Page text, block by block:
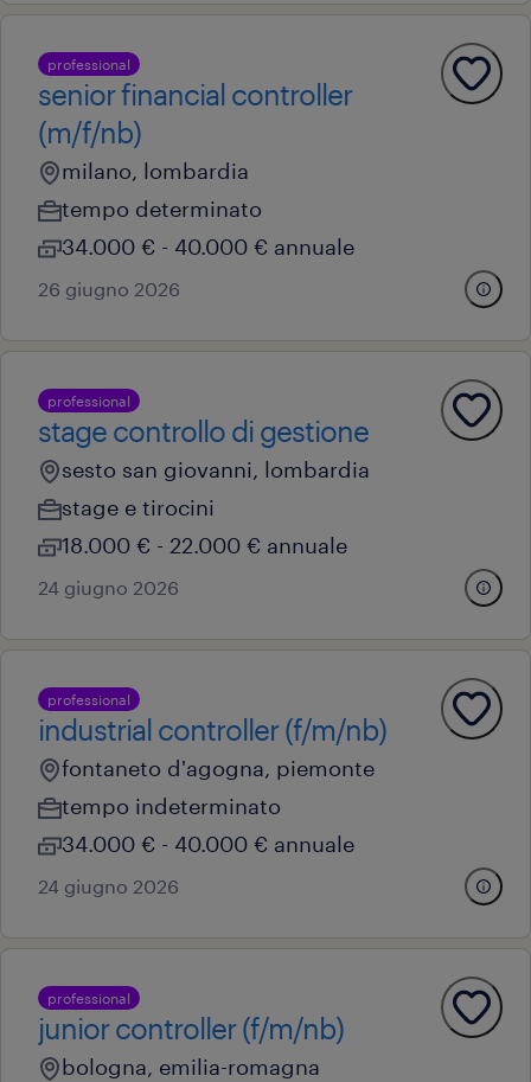
professional
senior financial controller
(m/f/nb)
milano, lombardia
tempo determinato
34.000 € - 40.000 € annuale
26 giugno 2026
professional
stage controllo di gestione
sesto san giovanni, lombardia
stage e tirocini
18.000 € - 22.000 € annuale
24 giugno 2026
professional
industrial controller (f/m/nb)
fontaneto d'agogna, piemonte
tempo indeterminato
34.000 € - 40.000 € annuale
24 giugno 2026
professional
junior controller (f/m/nb)
bologna, emilia-romagna